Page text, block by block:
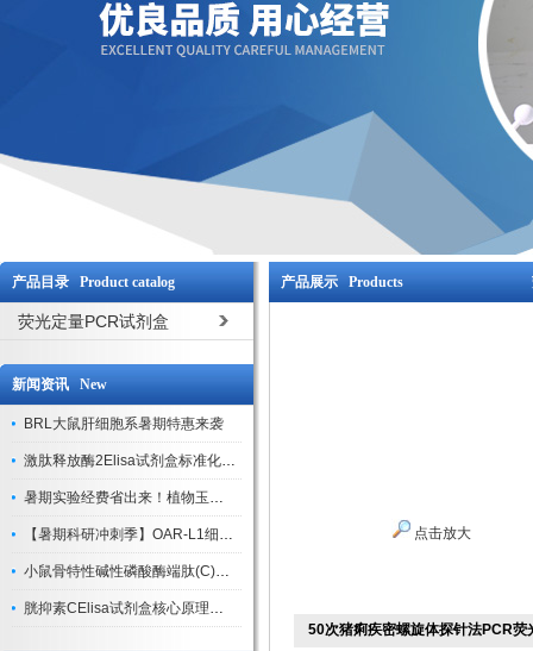
产品目录 Product catalog
荧光定量PCR试剂盒
新闻资讯 New
BRL大鼠肝细胞系暑期特惠来袭
激肽释放酶2Elisa试剂盒标准化实验操作与质控体系解析
暑期实验经费省出来！植物玉米索核苷（ZR ）elisa酶联免疫试剂盒
【暑期科研冲刺季】OAR-L1细胞专用培养基特惠，助力实验高效突破
小鼠骨特性碱性磷酸酶端肽(C)elisa试剂盒大促，骨科研人速囤
胱抑素CElisa试剂盒核心原理、产品特性与全流程操作规范详解
产品展示 Products
点击放大
50次猪痢疾密螺旋体探针法PCR荧